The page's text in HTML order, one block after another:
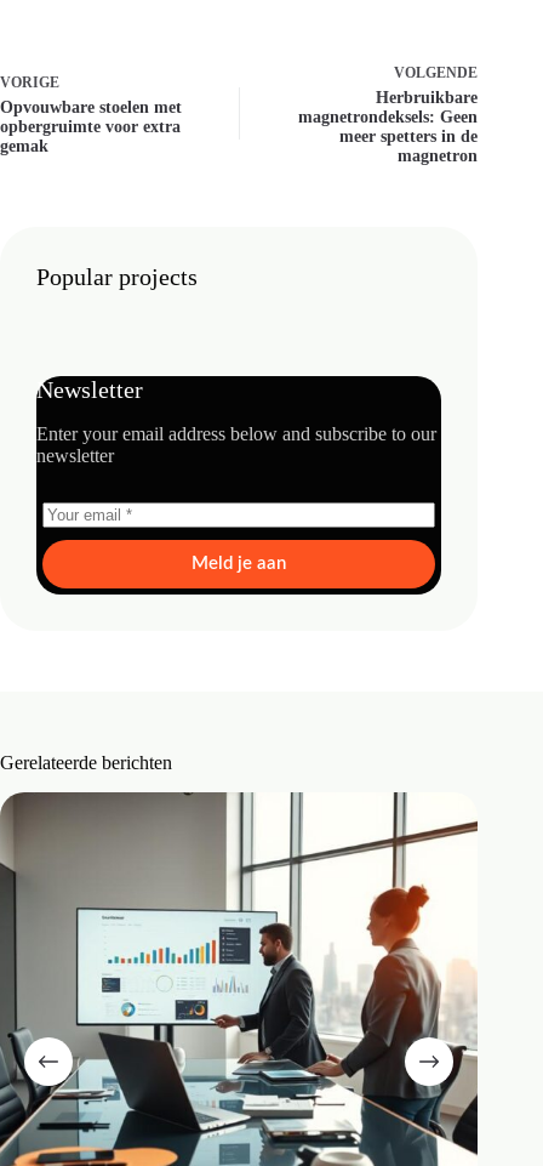
VORIGE
Opvouwbare stoelen met
opbergruimte voor extra
gemak
VOLGENDE
Herbruikbare
magnetrondeksels: Geen
meer spetters in de
magnetron
Popular projects
Newsletter
Enter your email address below and subscribe to our
newsletter
Meld je aan
Gerelateerde berichten